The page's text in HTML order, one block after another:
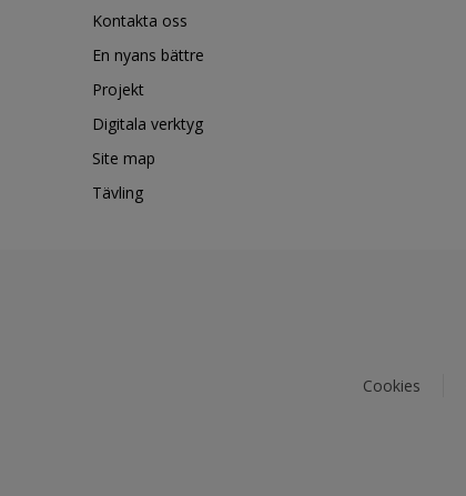
Kontakta oss
En nyans bättre
Projekt
Digitala verktyg
Site map
Tävling
Cookies